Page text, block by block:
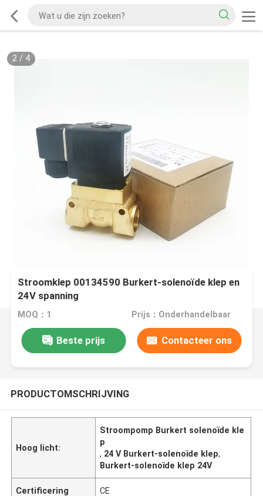
2/ 4
Stroomklep 00134590 Burkert-solenoïde klep en
24V spanning
MOQ：1 Prijs：Onderhandelbaar
Beste prijs Contacteer ons
PRODUCTOMSCHRIJVING
Hoog licht:
Stroompomp Burkert solenoïde kle
p
, 24 V Burkert-solenoïde klep,
Burkert-solenoïde klep 24V
Certificering CE